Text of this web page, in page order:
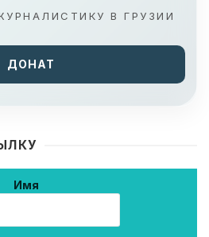
В ГРУЗИИ
ДОНАТ
Имя